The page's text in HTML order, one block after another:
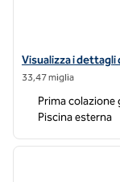
Visualizza i
Visualizza i
33,47 miglia
Prima colazione
Piscina esterna
1 di 12